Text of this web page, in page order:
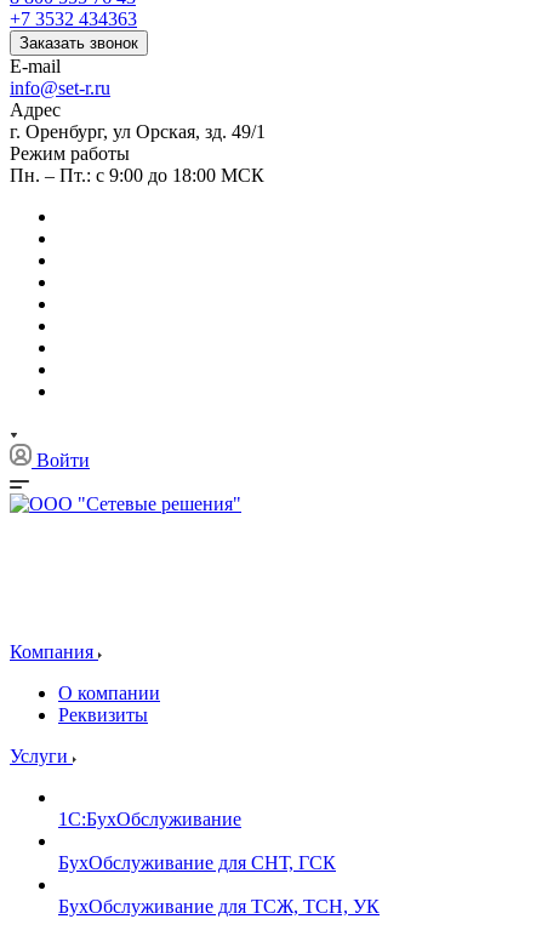
+7 3532 434363
Заказать звонок
E-mail
info@set-r.ru
Адрес
г. Оренбург, ул Орская, зд. 49/1
Режим работы
Пн. – Пт.: с 9:00 до 18:00 МСК
Войти
Компания
О компании
Реквизиты
Услуги
1С:БухОбслуживание
БухОбслуживание для СНТ, ГСК
БухОбслуживание для ТСЖ, ТСН, УК